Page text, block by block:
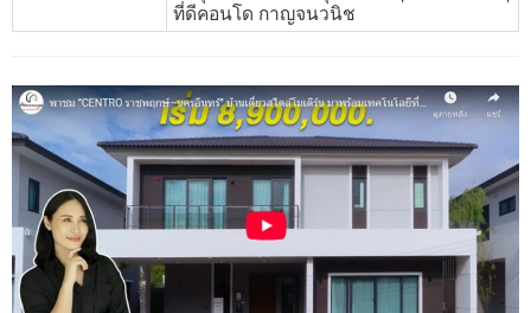
ที่ดีคอนโด กาญจนวนิช